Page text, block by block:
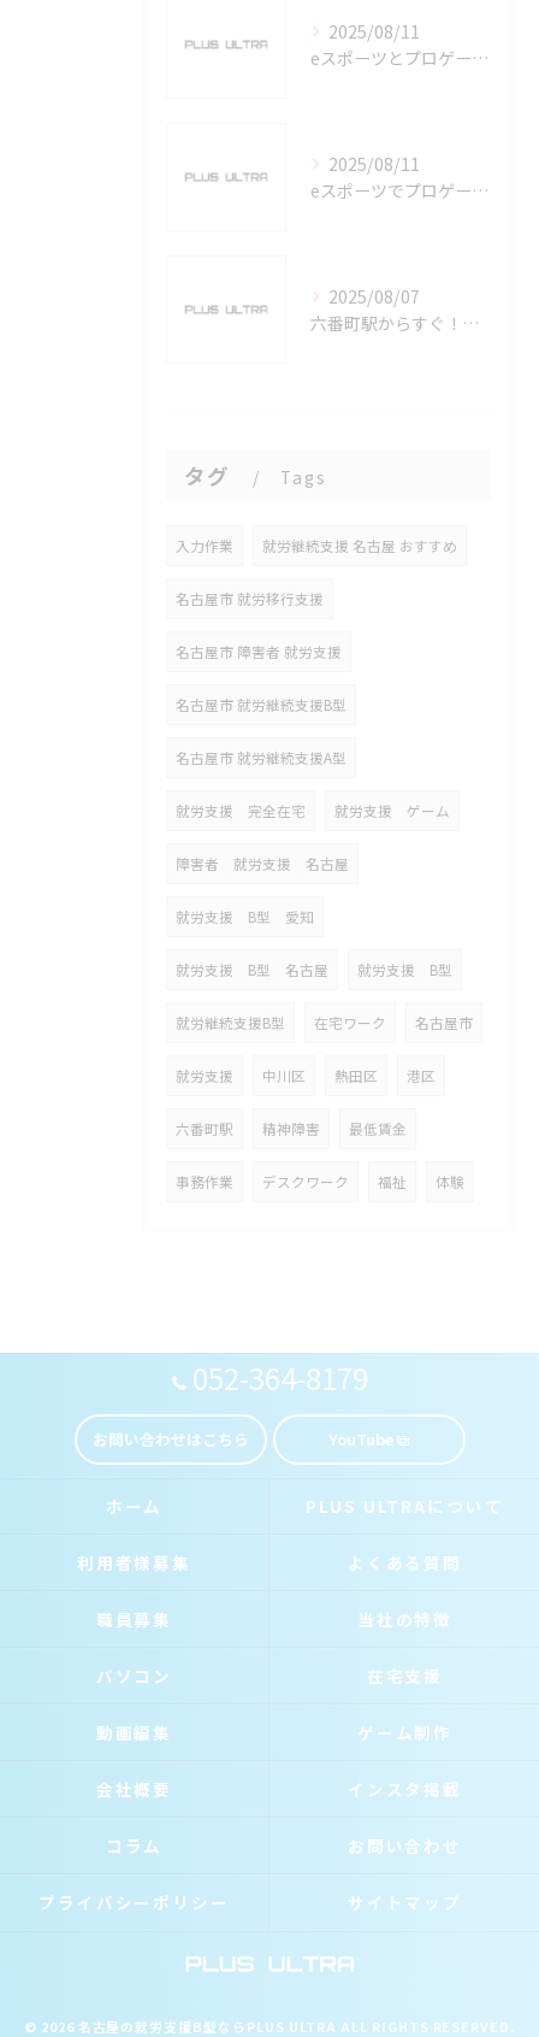
2025/08/11
eスポーツとプロゲーマーを六番町駅で目指すための実践ガイド
2025/08/11
eスポーツでプロゲーマーを目指す愛知県名古屋市の最新キャリアガイド
2025/08/07
六番町駅からすぐ！名古屋のeスポーツ施設で快適なプレイ環境を確保
タグ Tags
入力作業 就労継続支援 名古屋 おすすめ
名古屋市 就労移行支援
名古屋市 障害者 就労支援
名古屋市 就労継続支援B型
名古屋市 就労継続支援A型
就労支援 完全在宅 就労支援 ゲーム
障害者 就労支援 名古屋
就労支援 B型 愛知
就労支援 B型 名古屋 就労支援 B型
就労継続支援B型 在宅ワーク 名古屋市
就労支援 中川区 熱田区 港区
六番町駅 精神障害 最低賃金
事務作業 デスクワーク 福祉 体験
052-364-8179
お問い合わせはこちら YouTube
ホーム PLUS ULTRAについて
利用者様募集 よくある質問
職員募集 当社の特徴
パソコン 在宅支援
動画編集 ゲーム制作
会社概要 インスタ掲載
コラム お問い合わせ
プライバシーポリシー サイトマップ
© 2026 名古屋の就労支援B型ならPLUS ULTRA ALL RIGHTS RESERVED.